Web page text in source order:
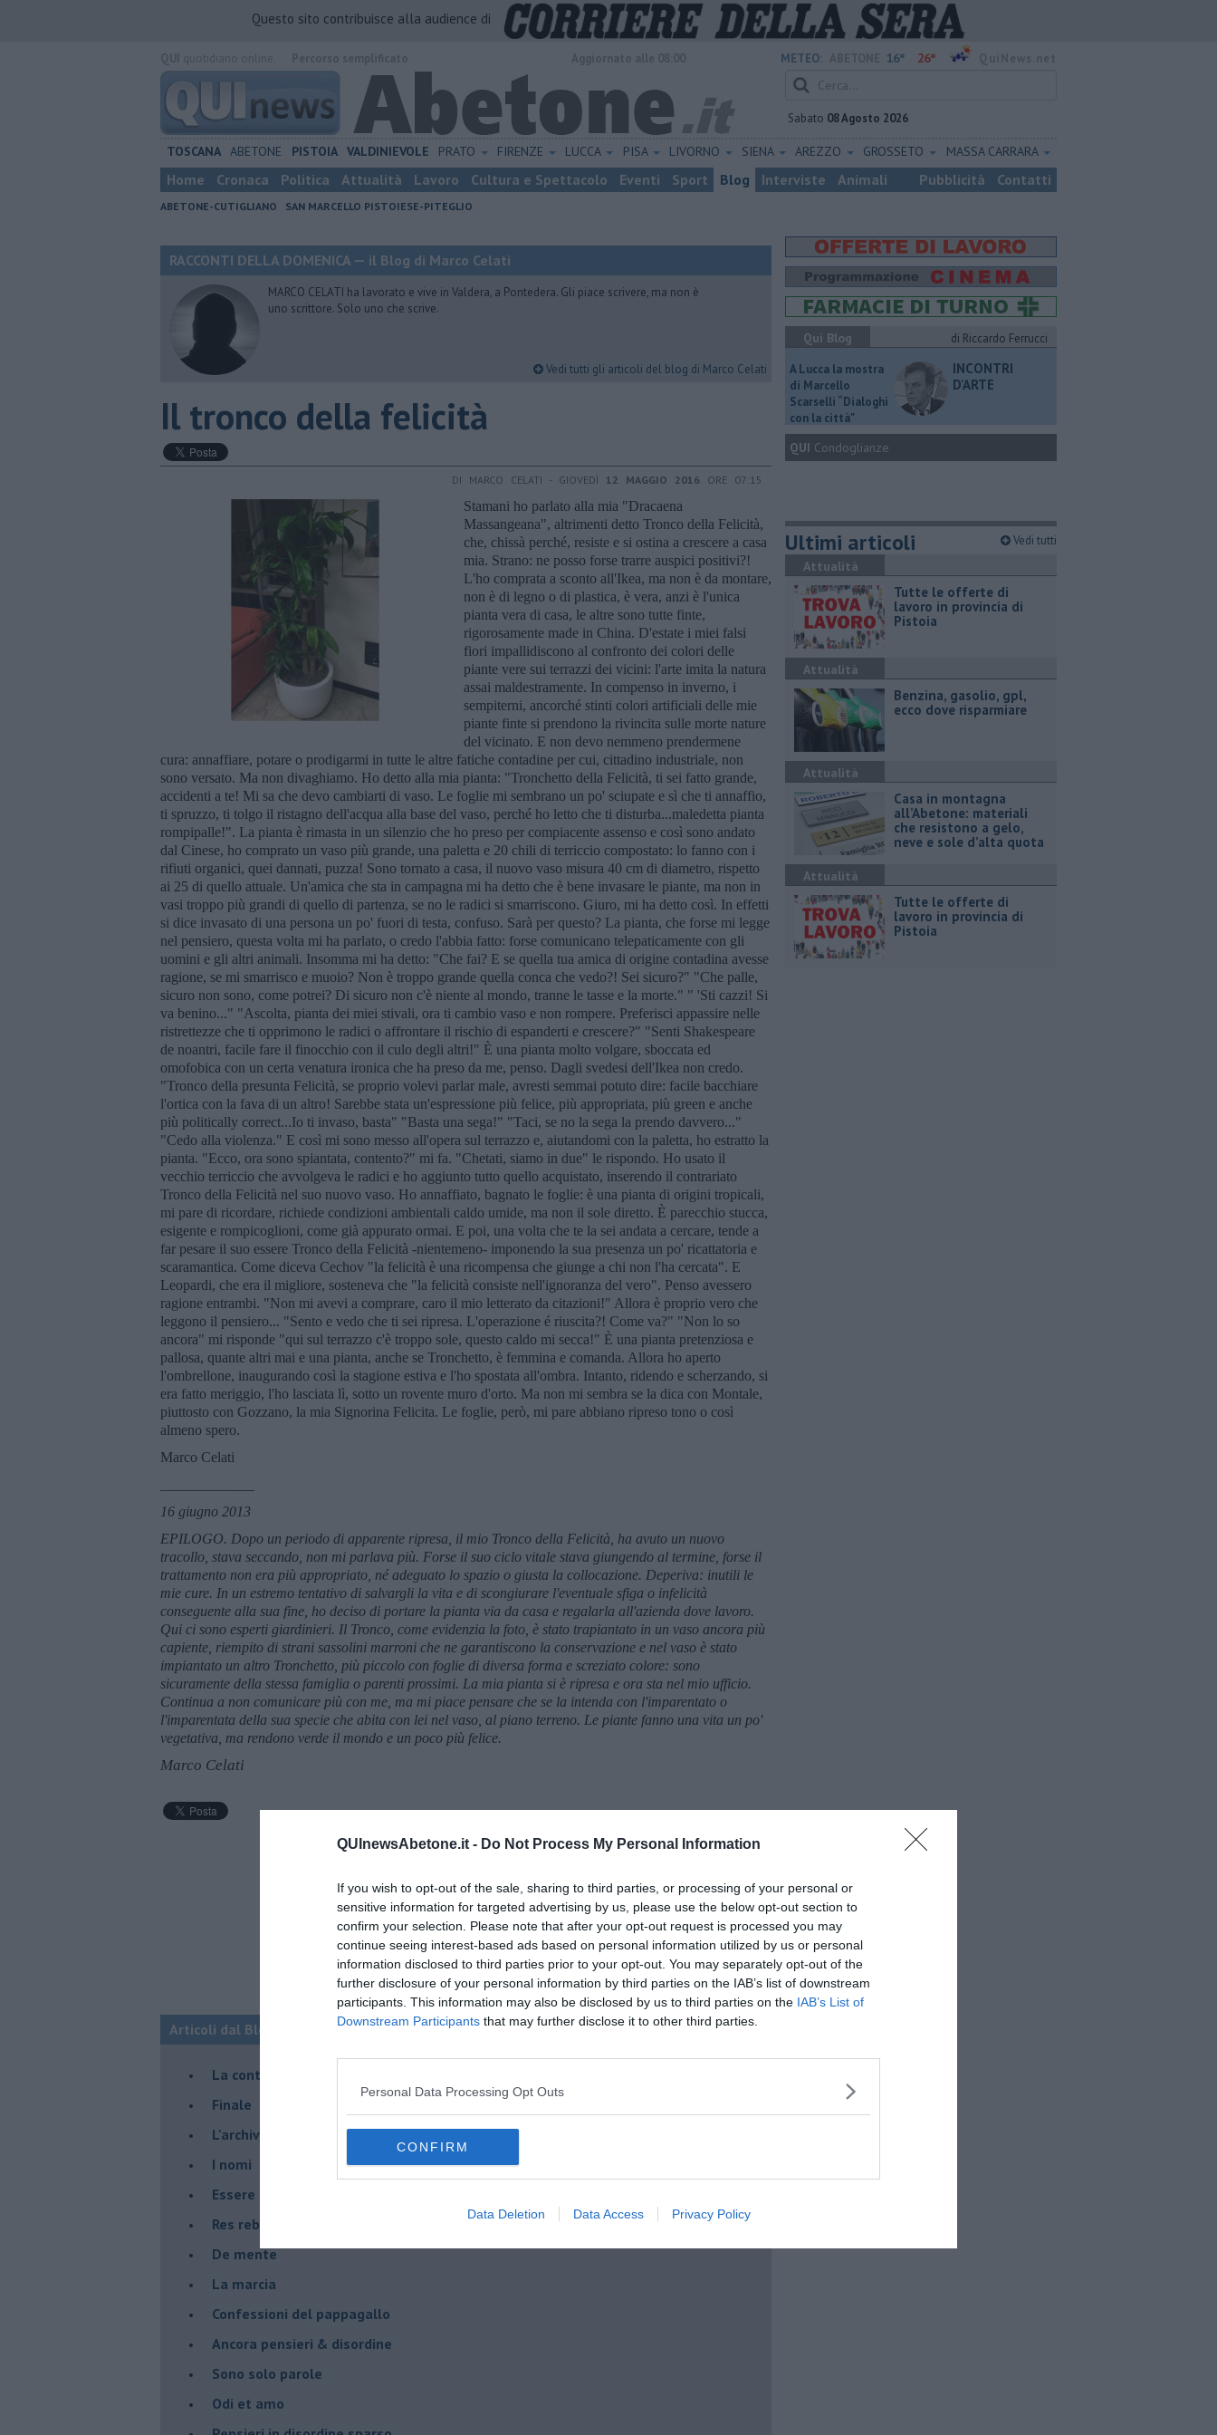
QUInewsAbetone.it - Do Not Process My Personal Information
If you wish to opt-out of the sale, sharing to third parties, or processing of your personal or
sensitive information for targeted advertising by us, please use the below opt-out section to
confirm your selection. Please note that after your opt-out request is processed you may
continue seeing interest-based ads based on personal information utilized by us or personal
information disclosed to third parties prior to your opt-out. You may separately opt-out of the
further disclosure of your personal information by third parties on the IAB’s list of downstream
participants. This information may also be disclosed by us to third parties on the IAB’s List of
Downstream Participants that may further disclose it to other third parties.
Personal Data Processing Opt Outs
CONFIRM
Data Deletion Data Access Privacy Policy
Questo sito contribuisce alla audience di
METEO: 16° 26°
Sabato 08 Agosto 2026
TOSCANA ABETONE PISTOIA VALDINIEVOLE PRATO FIRENZE LUCCA PISA LIVORNO SIENA AREZZO GROSSETO MASSA CARRARA
Home Cronaca Politica Attualità Lavoro Cultura e Spettacolo Eventi Sport Blog Interviste Animali Pubblicità Contatti
ABETONE-CUTIGLIANO SAN MARCELLO PISTOIESE-PITEGLIO
RACCONTI DELLA DOMENICA — il Blog di Marco Celati
MARCO CELATI ha lavorato e vive in Valdera, a Pontedera. Gli piace scrivere, ma non è
uno scrittore. Solo uno che scrive.
Vedi tutti gli articoli del blog di Marco Celati
Il tronco della felicità
DI MARCO CELATI - GIOVEDÌ 12 MAGGIO 2016 ORE 07:15
Stamani ho parlato alla mia "Dracaena
Massangeana", altrimenti detto Tronco della Felicità,
che, chissà perché, resiste e si ostina a crescere a casa
mia. Strano: ne posso forse trarre auspici positivi?!
L'ho comprata a sconto all'Ikea, ma non è da montare,
non è di legno o di plastica, è vera, anzi è l'unica
pianta vera di casa, le altre sono tutte finte,
rigorosamente made in China. D'estate i miei falsi
fiori impallidiscono al confronto dei colori delle
piante vere sui terrazzi dei vicini: l'arte imita la natura
assai maldestramente. In compenso in inverno, i
sempiterni, ancorché stinti colori artificiali delle mie
piante finte si prendono la rivincita sulle morte nature
del vicinato. E non devo nemmeno prendermene
cura: annaffiare, potare o prodigarmi in tutte le altre fatiche contadine per cui, cittadino industriale, non
sono versato. Ma non divaghiamo. Ho detto alla mia pianta: "Tronchetto della Felicità, ti sei fatto grande,
accidenti a te! Mi sa che devo cambiarti di vaso. Le foglie mi sembrano un po' sciupate e sì che ti annaffio,
ti spruzzo, ti tolgo il ristagno dell'acqua alla base del vaso, perché ho letto che ti disturba...maledetta pianta
rompipalle!". La pianta è rimasta in un silenzio che ho preso per compiacente assenso e così sono andato
dal Cinese, ho comprato un vaso più grande, una paletta e 20 chili di terriccio compostato: lo fanno con i
rifiuti organici, quei dannati, puzza! Sono tornato a casa, il nuovo vaso misura 40 cm di diametro, rispetto
ai 25 di quello attuale. Un'amica che sta in campagna mi ha detto che è bene invasare le piante, ma non in
vasi troppo più grandi di quello di partenza, se no le radici si smarriscono. Giuro, mi ha detto così. In effetti
si dice invasato di una persona un po' fuori di testa, confuso. Sarà per questo? La pianta, che forse mi legge
nel pensiero, questa volta mi ha parlato, o credo l'abbia fatto: forse comunicano telepaticamente con gli
uomini e gli altri animali. Insomma mi ha detto: "Che fai? E se quella tua amica di origine contadina avesse
ragione, se mi smarrisco e muoio? Non è troppo grande quella conca che vedo?! Sei sicuro?" "Che palle,
sicuro non sono, come potrei? Di sicuro non c'è niente al mondo, tranne le tasse e la morte." " 'Sti cazzi! Si
va benino..." "Ascolta, pianta dei miei stivali, ora ti cambio vaso e non rompere. Preferisci appassire nelle
ristrettezze che ti opprimono le radici o affrontare il rischio di espanderti e crescere?" "Senti Shakespeare
de noantri, facile fare il finocchio con il culo degli altri!" È una pianta molto volgare, sboccata ed
omofobica con un certa venatura ironica che ha preso da me, penso. Dagli svedesi dell'Ikea non credo.
"Tronco della presunta Felicità, se proprio volevi parlar male, avresti semmai potuto dire: facile bacchiare
l'ortica con la fava di un altro! Sarebbe stata un'espressione più felice, più appropriata, più green e anche
più politically correct...Io ti invaso, basta" "Basta una sega!" "Taci, se no la sega la prendo davvero..."
"Cedo alla violenza." E così mi sono messo all'opera sul terrazzo e, aiutandomi con la paletta, ho estratto la
pianta. "Ecco, ora sono spiantata, contento?" mi fa. "Chetati, siamo in due" le rispondo. Ho usato il
vecchio terriccio che avvolgeva le radici e ho aggiunto tutto quello acquistato, inserendo il contrariato
Tronco della Felicità nel suo nuovo vaso. Ho annaffiato, bagnato le foglie: è una pianta di origini tropicali,
mi pare di ricordare, richiede condizioni ambientali caldo umide, ma non il sole diretto. È parecchio stucca,
esigente e rompicoglioni, come già appurato ormai. E poi, una volta che te la sei andata a cercare, tende a
far pesare il suo essere Tronco della Felicità -nientemeno- imponendo la sua presenza un po' ricattatoria e
scaramantica. Come diceva Cechov "la felicità è una ricompensa che giunge a chi non l'ha cercata". E
Leopardi, che era il migliore, sosteneva che "la felicità consiste nell'ignoranza del vero". Penso avessero
ragione entrambi. "Non mi avevi a comprare, caro il mio letterato da citazioni!" Allora è proprio vero che
leggono il pensiero... "Sento e vedo che ti sei ripresa. L'operazione é riuscita?! Come va?" "Non lo so
ancora" mi risponde "qui sul terrazzo c'è troppo sole, questo caldo mi secca!" È una pianta pretenziosa e
pallosa, quante altri mai e una pianta, anche se Tronchetto, è femmina e comanda. Allora ho aperto
l'ombrellone, inaugurando così la stagione estiva e l'ho spostata all'ombra. Intanto, ridendo e scherzando, si
era fatto meriggio, l'ho lasciata lì, sotto un rovente muro d'orto. Ma non mi sembra se la dica con Montale,
piuttosto con Gozzano, la mia Signorina Felicita. Le foglie, però, mi pare abbiano ripreso tono o così
almeno spero.
Marco Celati
16 giugno 2013
EPILOGO. Dopo un periodo di apparente ripresa, il mio Tronco della Felicità, ha avuto un nuovo
tracollo, stava seccando, non mi parlava più. Forse il suo ciclo vitale stava giungendo al termine, forse il
trattamento non era più appropriato, né adeguato lo spazio o giusta la collocazione. Deperiva: inutili le
mie cure. In un estremo tentativo di salvargli la vita e di scongiurare l'eventuale sfiga o infelicità
conseguente alla sua fine, ho deciso di portare la pianta via da casa e regalarla all'azienda dove lavoro.
Qui ci sono esperti giardinieri. Il Tronco, come evidenzia la foto, è stato trapiantato in un vaso ancora più
capiente, riempito di strani sassolini marroni che ne garantiscono la conservazione e nel vaso è stato
impiantato un altro Tronchetto, più piccolo con foglie di diversa forma e screziato colore: sono
sicuramente della stessa famiglia o parenti prossimi. La mia pianta si è ripresa e ora sta nel mio ufficio.
Continua a non comunicare più con me, ma mi piace pensare che se la intenda con l'imparentato o
l'imparentata della sua specie che abita con lei nel vaso, al piano terreno. Le piante fanno una vita un po'
vegetativa, ma rendono verde il mondo e un poco più felice.
Marco Celati
Articoli dal Blog “Racconti della domenica” di Marco Celati
La controversia degli azzimi
Finale
L'archivio
I nomi
Essere
Res rebus
De mente
La marcia
Confessioni del pappagallo
Ancora pensieri & disordine
Sono solo parole
Odi et amo
Qui Blog
di Riccardo Ferrucci
A Lucca la mostra
di Marcello
Scarselli “Dialoghi
con la città"
INCONTRI
D'ARTE
QUI Condoglianze
Ultimi articoli Vedi tutti
Attualità
​Tutte le offerte di
lavoro in provincia di
Pistoia
Attualità
​Benzina, gasolio, gpl,
ecco dove risparmiare
Attualità
Casa in montagna
all’Abetone: materiali
che resistono a gelo,
neve e sole d’alta quota
Attualità
​Tutte le offerte di
lavoro in provincia di
Pistoia